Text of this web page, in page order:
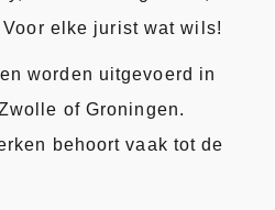
elke jurist wat wils!
worden uitgevoerd in
of Groningen.
behoort vaak tot de